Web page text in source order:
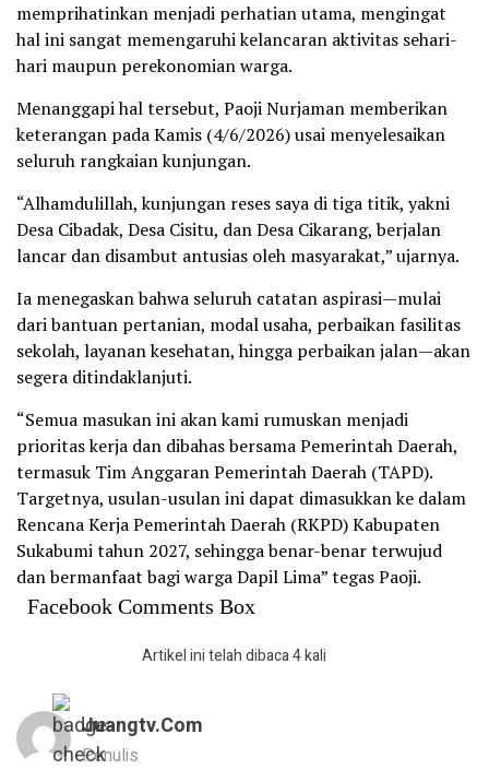
memprihatinkan menjadi perhatian utama, mengingat
hal ini sangat memengaruhi kelancaran aktivitas sehari-
hari maupun perekonomian warga.
Menanggapi hal tersebut, Paoji Nurjaman memberikan
keterangan pada Kamis (4/6/2026) usai menyelesaikan
seluruh rangkaian kunjungan.
“Alhamdulillah, kunjungan reses saya di tiga titik, yakni
Desa Cibadak, Desa Cisitu, dan Desa Cikarang, berjalan
lancar dan disambut antusias oleh masyarakat,” ujarnya.
Ia menegaskan bahwa seluruh catatan aspirasi—mulai
dari bantuan pertanian, modal usaha, perbaikan fasilitas
sekolah, layanan kesehatan, hingga perbaikan jalan—akan
segera ditindaklanjuti.
“Semua masukan ini akan kami rumuskan menjadi
prioritas kerja dan dibahas bersama Pemerintah Daerah,
termasuk Tim Anggaran Pemerintah Daerah (TAPD).
Targetnya, usulan-usulan ini dapat dimasukkan ke dalam
Rencana Kerja Pemerintah Daerah (RKPD) Kabupaten
Sukabumi tahun 2027, sehingga benar-benar terwujud
dan bermanfaat bagi warga Dapil Lima” tegas Paoji.
Facebook Comments Box
Artikel ini telah dibaca 4 kali
Juangtv.com
Penulis